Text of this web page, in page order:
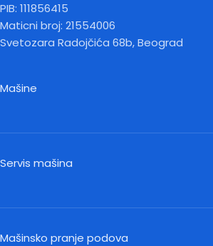
PIB: 111856415
Maticni broj: 21554006
Svetozara Radojčića 68b, Beograd
Mašine
Servis mašina
Mašinsko pranje podova